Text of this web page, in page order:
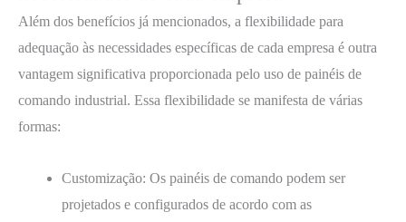
Além dos benefícios já mencionados, a flexibilidade para
adequação às necessidades específicas de cada empresa é outra
vantagem significativa proporcionada pelo uso de painéis de
comando industrial. Essa flexibilidade se manifesta de várias
formas:
Customização: Os painéis de comando podem ser
projetados e configurados de acordo com as